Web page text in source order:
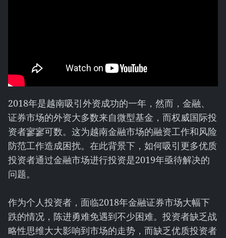
2018年是越南吸引外资成功的一年，然而，金融、
证券市场的外资大多数来自微型基金，而权威国际投
资者寥寥可数。这为越南金融市场的融资工作和风险
防范工作造成困扰。在此背景下，如何吸引更多优质
投资者通过金融市场进行投资是2019年亟待解决的
问题。
作为个人投资者，面临2018年金融证券市场大幅下
跌的情况，陈进勇难免遇到不少困难。投资者缺乏战
略性思维大大影响到市场的走势，而缺乏优质投资者